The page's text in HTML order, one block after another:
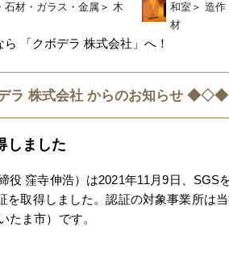
石材・ガラス・金属 ＞ 木
和室 ＞ 造作
材
「クボデラ 株式会社」へ！
株式会社 からのお知らせ ◆◇◆
しました
役 窪寺伸浩）は2021年11月9日、SGS
取得しました。認証の対象事業所は
たま市）です。